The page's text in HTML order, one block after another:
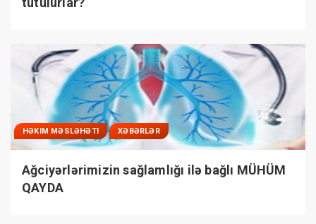
HƏKIM MƏSLƏHƏTI XƏBƏRLƏR
Ağciyərlərimizin sağlamlığı ilə bağlı MÜHÜM
QAYDA